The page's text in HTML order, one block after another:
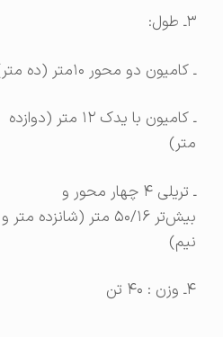
ـ کامیون دو محور ۱۰متر (ده متر)
ـ کامیون با یدک ۱۲ متر (دوازده
ـ تریلی ۴ چهار محور و
بیش‌تر ۵۰/۱۶ متر (شانزده متر و